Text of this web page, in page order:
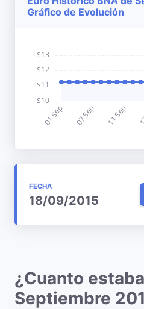
Gráfico de Evolución
FECHA
18/09/2015
¿Cuanto
Septiembre